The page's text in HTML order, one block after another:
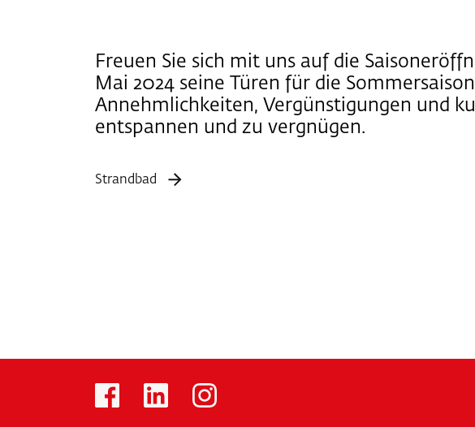
Freuen Sie sich mit uns auf die
Mai 2024 seine Türen für die
Annehmlichkeiten, Vergünstigungen und
entspannen und zu vergnügen.
Strandbad